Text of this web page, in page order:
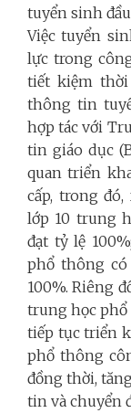
tuyển sinh
Việc tuyển
lực trong
tiết kiệm
thông tin
hợp tác với
tin giáo dục
quan triển
cấp, trong
lớp 10 trung
đạt tỷ lệ
phổ thông có
100%. Riêng
trung học phổ
tiếp tục triển
phổ thông
đồng thời,
tin và chuyển